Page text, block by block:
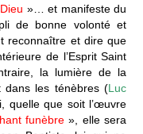
»… et manifeste du
de bonne volonté et
reconnaître et dire que
de l’Esprit Saint
la lumière de la
les ténèbres (Luc
quelle que soit l’œuvre
funèbre », elle sera